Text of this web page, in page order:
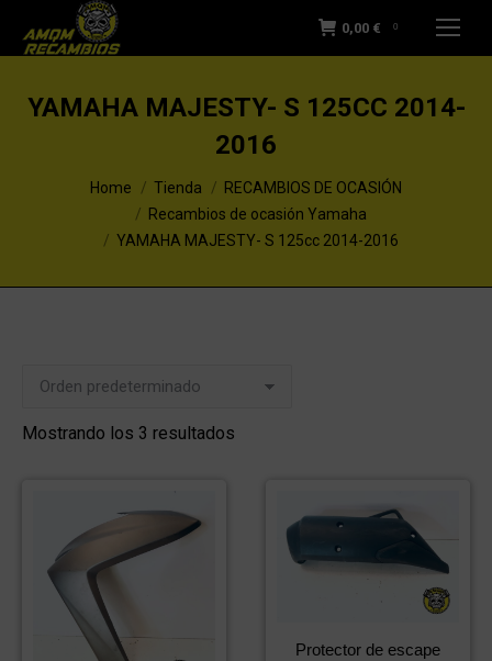
0,00 € 0
YAMAHA MAJESTY- S 125CC 2014-
2016
You are here:Home Tienda
RECAMBIOS DE OCASIÓN
Recambios de ocasión Yamaha
YAMAHA MAJESTY- S 125cc 2014-2016
Mostrando los 3 resultados
Protector de escape